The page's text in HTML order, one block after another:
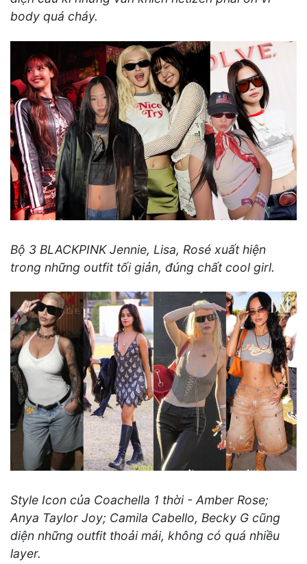
body quá cháy.
Bộ 3 BLACKPINK Jennie, Lisa, Rosé xuất hiện
trong những outfit tối giản, đúng chất cool girl.
Style Icon của Coachella 1 thời - Amber Rose;
Anya Taylor Joy; Camila Cabello, Becky G cũng
diện những outfit thoải mái, không có quá nhiều
layer.